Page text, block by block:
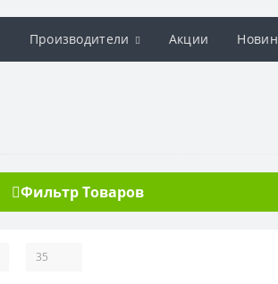
Производители Акции
Фильтр Товаров